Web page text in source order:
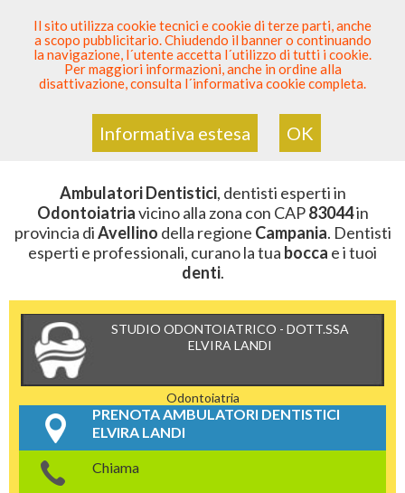
SEI DENTISTA? PARTECIPA
Sei QuiElenco Dentista Sicuro > Odontoiatria>
Ambulatori Dentistici>Campania>Avellino>CAP
83044
ZONA CON CAP 83044
Ambulatori Dentistici, dentisti esperti in
Odontoiatriavicino alla zona con CAP83044in
provincia diAvellino della regione Campania. Dentisti
esperti e professionali, curano la tua bocca e i tuoi
denti.
STUDIO ODONTOIATRICO - DOTT.SSA
ELVIRA LANDI
Odontoiatria
PRENOTA AMBULATORI DENTISTICI
ELVIRA LANDI
Chiama
Il sito utilizza cookie tecnici e cookie di terze parti, anche
a scopo pubblicitario. Chiudendo il banner o continuando
la navigazione, l´utente accetta l´utilizzo di tutti i cookie.
Per maggiori informazioni, anche in ordine alla
disattivazione, consulta l´informativa cookie completa.
Informativa estesa OK